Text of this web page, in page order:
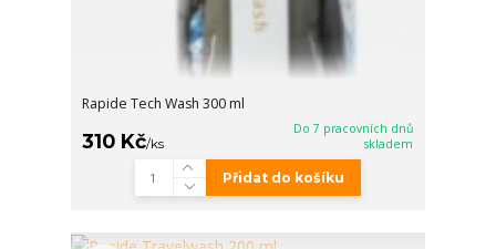
Rapide Tech Wash 300 ml
310 Kč/ks
Do 7 pracovních dnů
skladem
Přidat do košíku